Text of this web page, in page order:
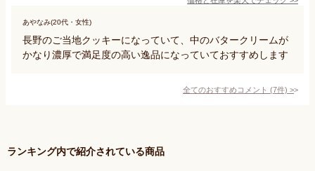
あやなみ(20代・女性)
長野のご当地クッキーになっていて、中のバタークリームが
かなり濃厚で満足度の高い逸品になっていておすすめします
全てのおすすめコメント (7件) >
ランキング内で紹介されている商品